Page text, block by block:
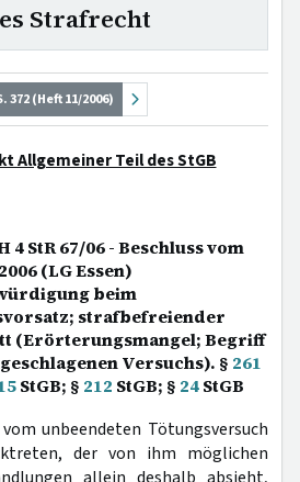
Strafrecht
372 (Heft 11/2006)
Allgemeiner Teil des StGB
4 StR 67/06 - Beschluss vom
(LG Essen)
beim
strafbefreiender
(Erörterungsmangel; Begriff
Versuchs). § 261
StGB; § 212 StGB; § 24StGB
unbeendeten Tötungsversuch
der von ihm möglichen
allein deshalb absieht,